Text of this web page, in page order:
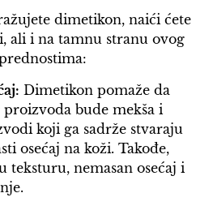
dimetikon, naići ćete
ali i na tamnu stranu ovog
Dimetikon pomaže da
bude mekša i
koji ga sadrže stvaraju
osećaj na koži. Takođe,
teksturu, nemasan osećaj i